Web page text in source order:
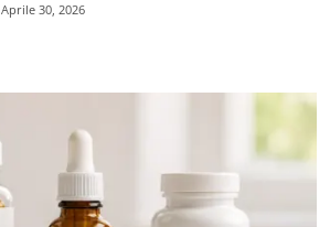
Aprile 30, 2026